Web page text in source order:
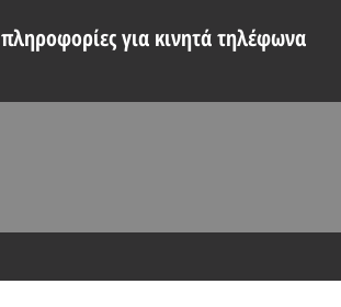
πληροφορίες για κινητά τηλέφωνα